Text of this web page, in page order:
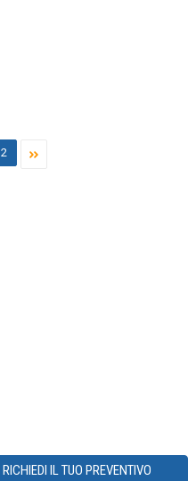
2
RICHIEDI IL TUO PREVENTIVO